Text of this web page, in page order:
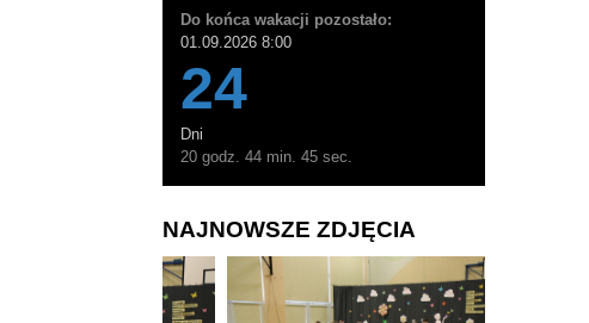
Do końca wakacji pozostało:
01.09.2026 8:00
24
Dni
20 godz. 44 min. 43 sec.
NAJNOWSZE ZDJĘCIA